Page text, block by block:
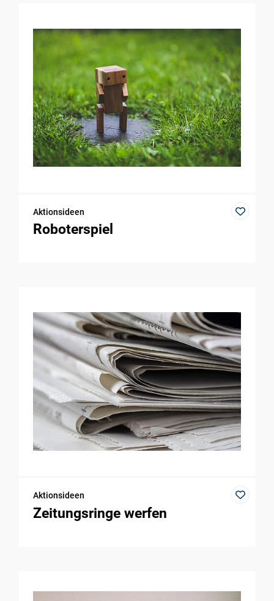
Aktionsideen
Roboterspiel
Aktionsideen
Zeitungsringe werfen